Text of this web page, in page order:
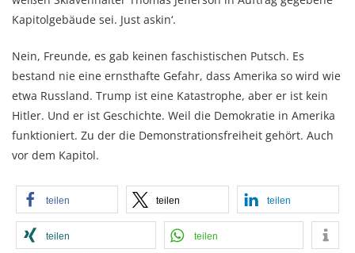
Kapitolgebäude sei. Just askin‘.
Nein, Freunde, es gab keinen faschistischen Putsch. Es
bestand nie eine ernsthafte Gefahr, dass Amerika so wird wie
etwa Russland. Trump ist eine Katastrophe, aber er ist kein
Hitler. Und er ist Geschichte. Weil die Demokratie in Amerika
funktioniert. Zu der die Demonstrationsfreiheit gehört. Auch
vor dem Kapitol.
teilen teilen teilen
teilen teilen